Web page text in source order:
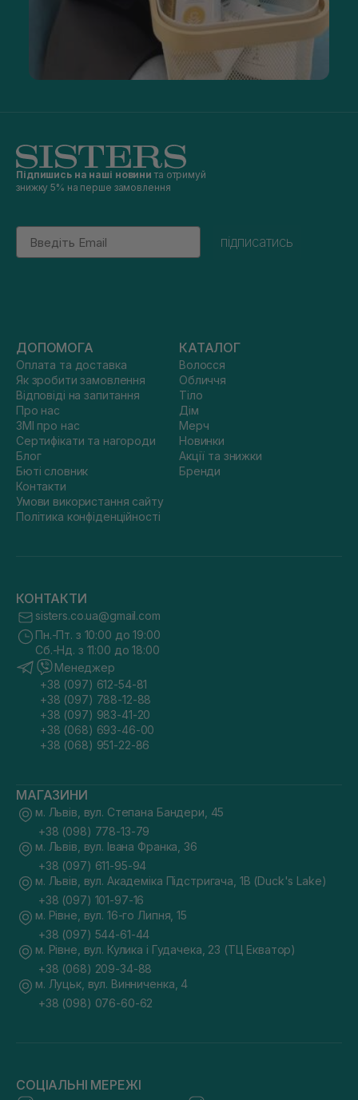
Підпишись на наші новини та отримуй
знижку 5% на перше замовлення
Email
підписатись
ДОПОМОГА
Оплата та доставка
Як зробити замовлення
Відповіді на запитання
Про нас
ЗМІ про нас
Сертифікати та нагороди
Блог
Бюті словник
Контакти
Умови використання сайту
Політика конфіденційності
КАТАЛОГ
Волосся
Обличчя
Тіло
Дім
Мерч
Новинки
Акції та знижки
Бренди
КОНТАКТИ
sisters.co.ua@gmail.com
Пн.-Пт. з 10:00 до 19:00
Сб.-Нд. з 11:00 до 18:00
Менеджер
+38 (097) 612-54-81
+38 (097) 788-12-88
+38 (097) 983-41-20
+38 (068) 693-46-00
+38 (068) 951-22-86
МАГАЗИНИ
м. Львів, вул. Степана Бандери, 45
+38 (098) 778-13-79
м. Львів, вул. Івана Франка, 36
+38 (097) 611-95-94
м. Львів, вул. Академіка Підстригача, 1В (Duck's Lake)
+38 (097) 101-97-16
м. Рівне, вул. 16-го Липня, 15
+38 (097) 544-61-44
м. Рівне, вул. Кулика і Гудачека, 23 (ТЦ Екватор)
+38 (068) 209-34-88
м. Луцьк, вул. Винниченка, 4
+38 (098) 076-60-62
СОЦІАЛЬНІ МЕРЕЖІ